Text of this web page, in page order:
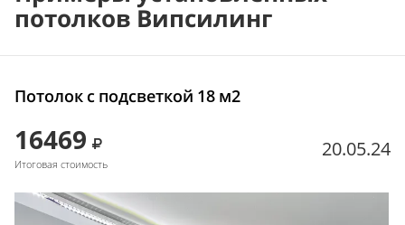
потолков Випсилинг
Потолок с подсветкой 18 м2
16469
Итоговая стоимость
20.05.24